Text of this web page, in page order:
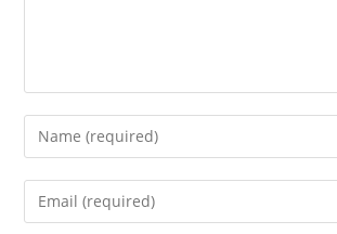
Enter
your
name
Enter
your